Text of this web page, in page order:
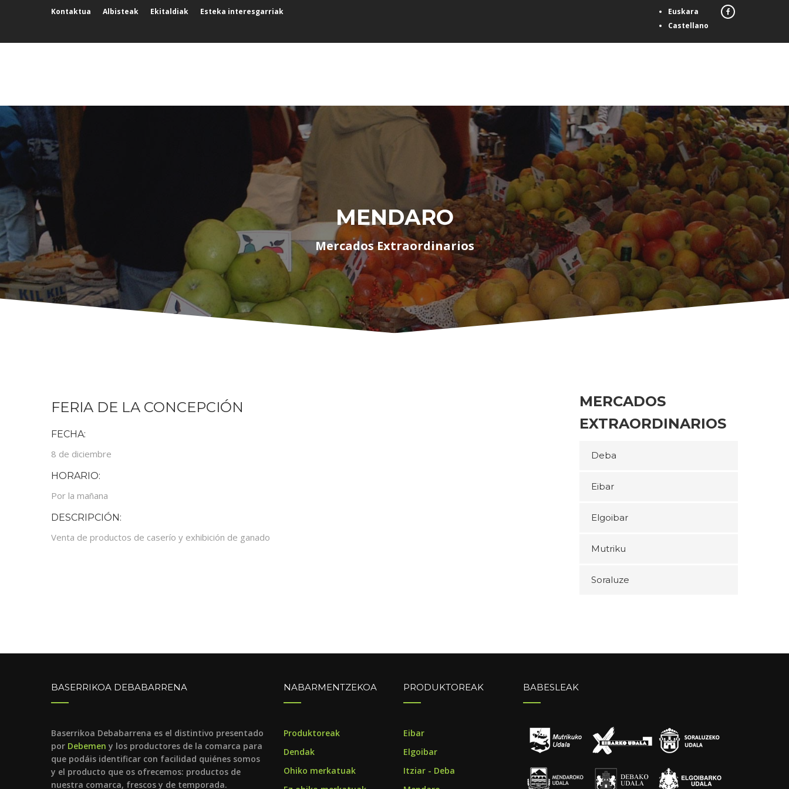
Kontaktua Albisteak Ekitaldiak Esteka interesgarriak
Euskara
Castellano
MENDARO
Mercados Extraordinarios
FERIA DE LA CONCEPCIÓN
FECHA:
8 de diciembre
HORARIO:
Por la mañana
DESCRIPCIÓN:
Venta de productos de caserío y exhibición de ganado
MERCADOS
EXTRAORDINARIOS
Deba
Eibar
Elgoibar
Mutriku
Soraluze
BASERRIKOA DEBABARRENA
Baserrikoa Debabarrena es el distintivo presentado
por Debemen y los productores de la comarca para
que podáis identificar con facilidad quiénes somos
y el producto que os ofrecemos: productos de
nuestra comarca, frescos y de temporada.
NABARMENTZEKOA
Produktoreak
Dendak
Ohiko merkatuak
PRODUKTOREAK
Eibar
Elgoibar
Itziar - Deba
BABESLEAK